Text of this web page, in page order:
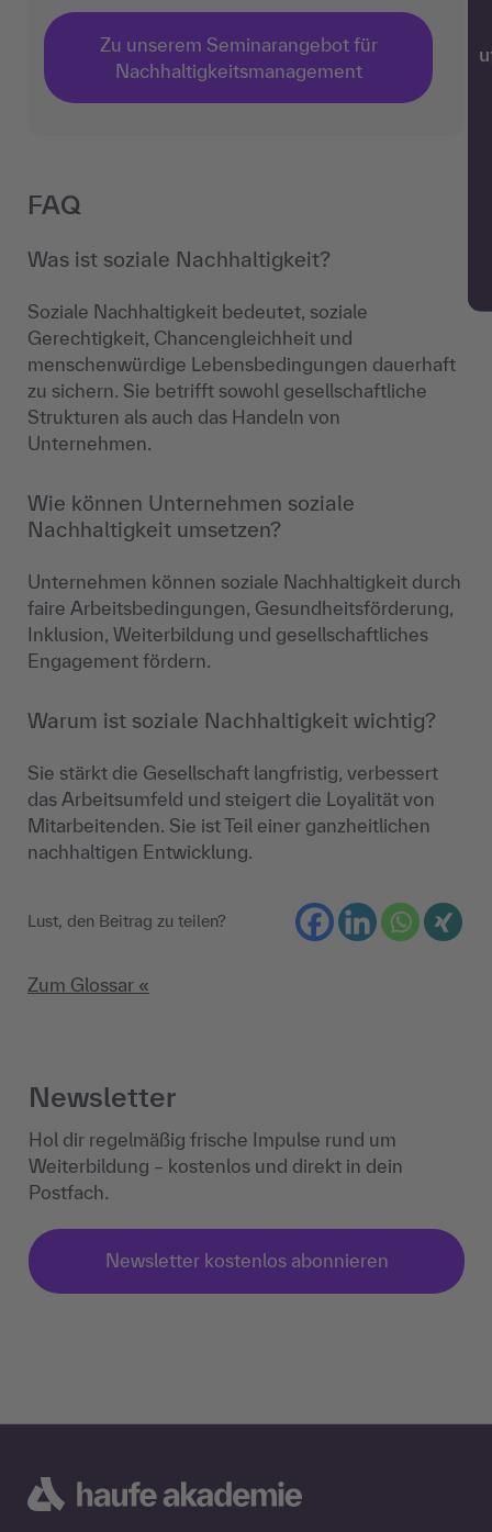
Zu unserem Seminarangebot für
Nachhaltigkeitsmanagement
FAQ
Was ist soziale Nachhaltigkeit?
Soziale Nachhaltigkeit bedeutet, soziale
Gerechtigkeit, Chancengleichheit und
menschenwürdige Lebensbedingungen dauerhaft
zu sichern. Sie betrifft sowohl gesellschaftliche
Strukturen als auch das Handeln von
Unternehmen.
Wie können Unternehmen soziale
Nachhaltigkeit umsetzen?
Unternehmen können soziale Nachhaltigkeit durch
faire Arbeitsbedingungen, Gesundheitsförderung,
Inklusion, Weiterbildung und gesellschaftliches
Engagement fördern.
Warum ist soziale Nachhaltigkeit wichtig?
Sie stärkt die Gesellschaft langfristig, verbessert
das Arbeitsumfeld und steigert die Loyalität von
Mitarbeitenden. Sie ist Teil einer ganzheitlichen
nachhaltigen Entwicklung.
Lust, den Beitrag zu teilen?
Zum Glossar «
Newsletter
Hol dir regelmäßig frische Impulse rund um
Weiterbildung – kostenlos und direkt in dein
Postfach.
Newsletter kostenlos abonnieren